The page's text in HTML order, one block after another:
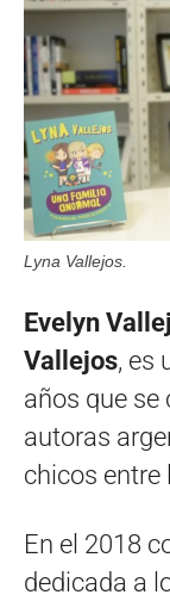
Lyna Vallejos.
Evelyn
Vallejos, es
años que se
autoras
chicos entre
En el 2018
dedicada a